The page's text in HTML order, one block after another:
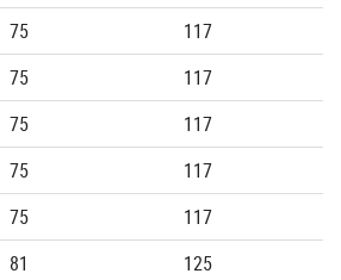
75
117
75
117
75
117
75
117
75
117
81
125